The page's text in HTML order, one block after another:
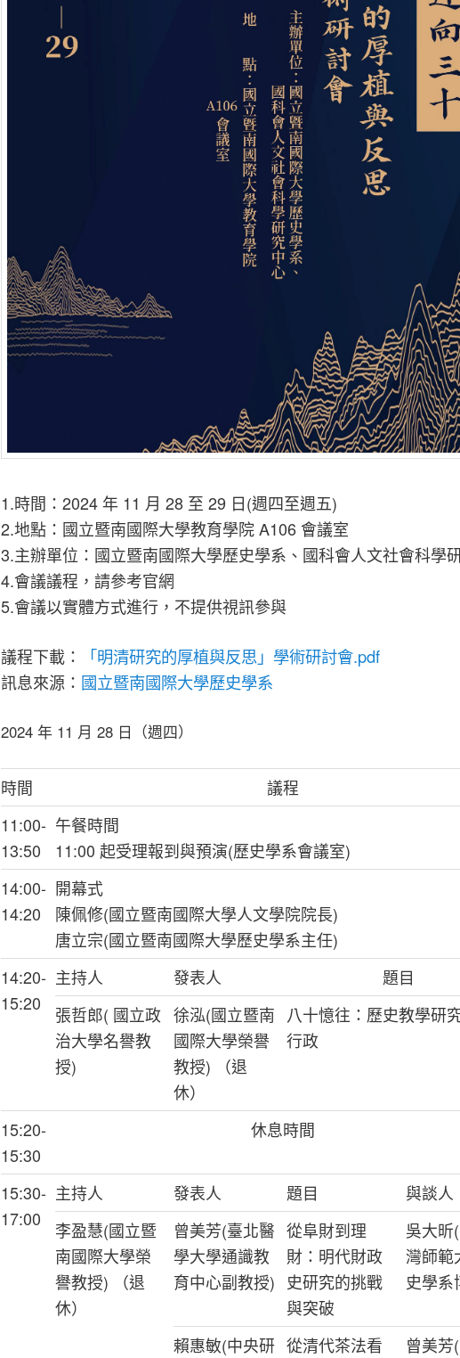
1.時間：2024 年 11 月 28 至 29 日(週四至週五)
2.地點：國立暨南國際大學教育學院 A106 會議室
3.主辦單位：國立暨南國際大學歷史學系、國科會人文社會科學
4.會議議程，請參考官網
5.會議以實體方式進行，不提供視訊參與
議程下載：
「明清研究的厚植與反思」學術研討會.pdf
訊息來源： 國立暨南國際大學歷史學系
2024 年 11 月 28 日（週四）
時間
議程
11:00-
13:50
午餐時間
11:00 起受理報到與預演(歷史學系會議室)
14:00-
14:20
開幕式
陳佩修(國立暨南國際大學人文學院院長)
唐立宗(國立暨南國際大學歷史學系主任)
14:20-
15:20
主持人 發表人
題目
張哲郎( 國立政
治大學名譽教
授)
徐泓(國立暨南
國際大學榮譽
教授) （退
休）
八十憶往：歷史教學研
行政
15:20-
15:30
休息時間
15:30-
17:00
主持人 發表人 題目
與談人
李盈慧(國立暨
南國際大學榮
譽教授) （退
休）
曾美芳(臺北醫
學大學通識教
育中心副教授)
從阜財到理
財：明代財政
史研究的挑戰
與突破
吳大昕
灣師範
史學系
賴惠敏(中央研 從清代茶法看
曾美芳